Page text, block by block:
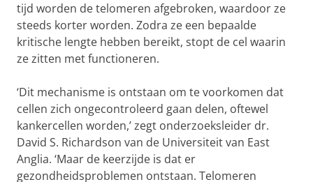
tijd worden de telomeren afgebroken, waardoor ze
steeds korter worden. Zodra ze een bepaalde
kritische lengte hebben bereikt, stopt de cel waarin
ze zitten met functioneren.
‘Dit mechanisme is ontstaan om te voorkomen dat
cellen zich ongecontroleerd gaan delen, oftewel
kankercellen worden,’ zegt onderzoeksleider dr.
David S. Richardson van de Universiteit van East
Anglia. ‘Maar de keerzijde is dat er
gezondheidsproblemen ontstaan. Telomeren